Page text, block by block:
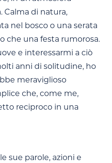
Calma di natura,
nel bosco o una serata
che una festa rumorosa.
e interessarmi a ciò
anni di solitudine, ho
meraviglioso
che, come me,
reciproco in una
sue parole, azioni e